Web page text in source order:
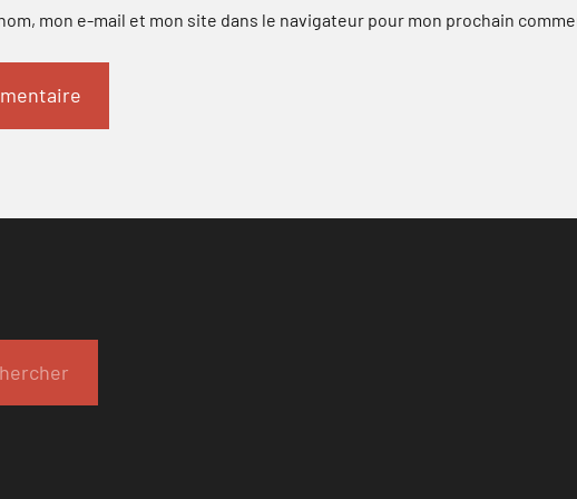
mon e-mail et mon site dans le navigateur pour mon prochain